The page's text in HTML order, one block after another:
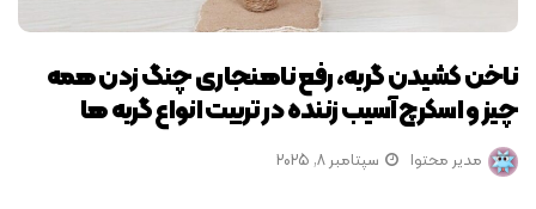
ناخن کشیدن گربه، رفع ناهنجاری چنگ زدن همه
چیز و اسکرچ آسیب زننده در تربیت انواع گربه ها
مدیر محتوا سپتامبر 8, 2025